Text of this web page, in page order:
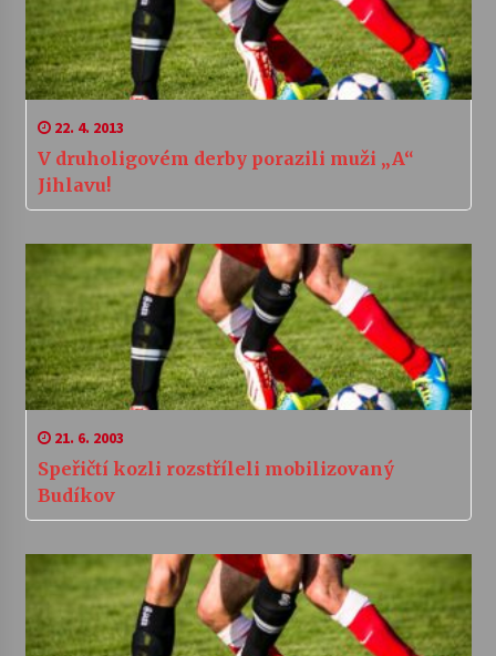
22. 4. 2013
V druholigovém derby porazili muži „A“
Jihlavu!
21. 6. 2003
Speřičtí kozli rozstříleli mobilizovaný
Budíkov